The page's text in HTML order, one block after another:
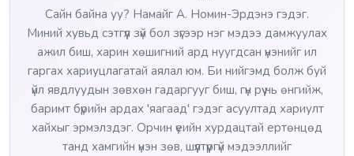
Сайн байна уу? Намайг А. Номин-Эрдэнэ гэдэг.
Миний хувьд сэтгүүл зүй бол зүгээр нэг мэдээ дамжуулах
ажил биш, харин хөшигний ард нуугдсан үнэнийг ил
гаргах хариуцлагатай аялал юм. Би нийгэмд болж буй
үйл явдлуудын зөвхөн гадаргууг биш, гүн рүү нь өнгийж,
баримт бүрийн ардах 'яагаад' гэдэг асуултад хариулт
хайхыг эрмэлздэг. Орчин үеийн хурдацтай ертөнцөд
танд хамгийн үнэн зөв, шүүлтүүргүй мэдээллийг